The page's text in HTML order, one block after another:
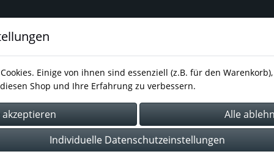
Design für Schmuck,
AGB
Dalapferd
Einige von ihnen sind essenziell (z.B. für den
Shop und Ihre Erfahrung zu verbessern.
Individuelle Datenschutzeinstellungen